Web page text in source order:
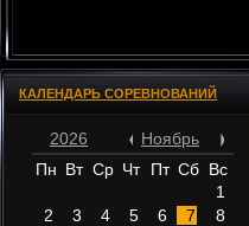
КАЛЕНДАРЬ СОРЕВНОВАНИЙ
2026
Ноябрь
Пн Вт Ср Чт Пт Сб Вс
1
2
3 4 5 6 7
8